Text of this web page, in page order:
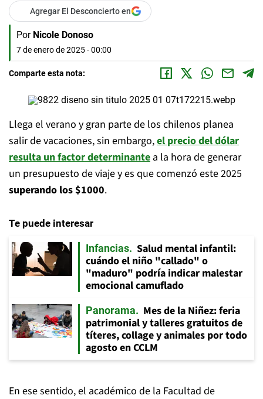
Agregar El Desconcierto en
Por Nicole Donoso
7 de enero de 2025 - 00:00
Comparte esta nota:
Llega el verano y gran parte de los chilenos planea
salir de vacaciones, sin embargo,el precio del dólar
resulta un factor determinante a la hora de generar
un presupuesto de viaje y es que comenzó este 2025
superando los $1000.
Te puede interesar
Infancias
Salud mental infantil:
cuándo el niño "callado" o
"maduro" podría indicar malestar
emocional camuflado
Panorama
Mes de la Niñez: feria
patrimonial y talleres gratuitos de
títeres, collage y animales por todo
agosto en CCLM
En ese sentido, el académico de la Facultad de